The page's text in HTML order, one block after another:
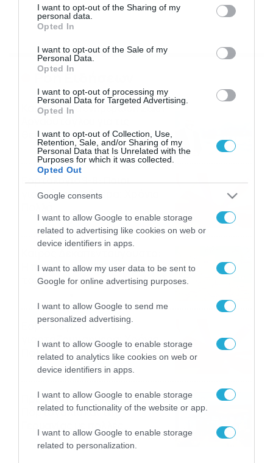
not limited to your visit or usage behaviour. You may click to
grant or deny consent to Google and its third-party tags to
use your data for below specified purposes in below Google
consent section.
I want to opt-out of the Sharing of my
personal data.
Opted In
I want to opt-out of the Sale of my
Personal Data.
Opted In
I want to opt-out of processing my
Personal Data for Targeted Advertising.
Opted In
I want to opt-out of Collection, Use,
Retention, Sale, and/or Sharing of my
Personal Data that Is Unrelated with the
Purposes for which it was collected.
Opted Out
Google consents
I want to allow Google to enable storage
related to advertising like cookies on web or
device identifiers in apps.
I want to allow my user data to be sent to
Google for online advertising purposes.
I want to allow Google to send me
personalized advertising.
I want to allow Google to enable storage
related to analytics like cookies on web or
device identifiers in apps.
I want to allow Google to enable storage
related to functionality of the website or app.
I want to allow Google to enable storage
related to personalization.
λιμάνι Άμμος αποτελούν τους δύο σημαντικότερους
οικισμούς του νησιού. Πριν από πολλά χρόνια, όταν οι
πειρατές όργωναν τα πελάγη, οι πρώτοι άποικοι των
Οθωνών, οι οποίοι μάλιστα κατάγονταν […]
Ροή Ειδήσεων
Καιρός: Νέα ενημέρωση Σάκη
θερμοκρασίες
09/08/2026 10:52
Εορτολόγιο 9-8: Ποιοι
γιορτάζουν σήμερα; Χρόνια
09/08/2026 10:15
Η προοπτική εξέλιξης από
τον Σάκη Αρναούτογλου (vid)
Εορτολόγιο 8-8: Ποιοι
γιορτάζουν σήμερα; Χρόνια
Πολλά
08/08/2026 08:25
Πρεμιέρα στην Ολλανδία, την
Πορτογαλία και τη Β’
στοιχηματικές επιλογές από
το ΠΑΜΕ ΣΤΟΙΧΗΜΑ
07/08/2026